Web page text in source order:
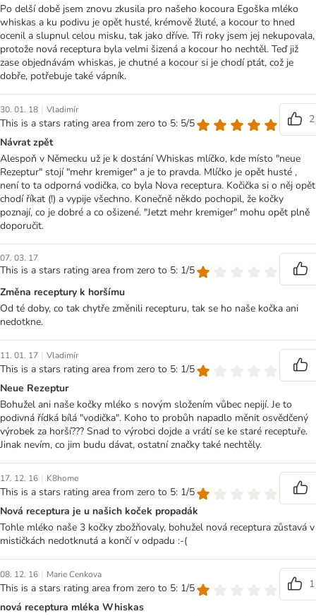
Po delší době jsem znovu zkusila pro našeho kocoura Egoška mléko
whiskas a ku podivu je opět husté, krémově žluté, a kocour to hned
ocenil a slupnul celou misku, tak jako dříve. Tři roky jsem jej nekupovala,
protože nová receptura byla velmi šizená a kocour ho nechtěl. Teď již
zase objednávám whiskas, je chutné a kocour si je chodí ptát, což je
dobře, potřebuje také vápník.
30. 01. 18 | Vladimír
This is a stars rating area from zero to 5: 5/5
2
Návrat zpět
Alespoň v Německu už je k dostání Whiskas mlíčko, kde místo "neue
Rezeptur" stojí "mehr kremiger" a je to pravda. Mlíčko je opět husté ,
není to ta odporná vodička, co byla Nova receptura. Kočička si o něj opět
chodí říkat (!) a vypije všechno. Konečně někdo pochopil, že kočky
poznají, co je dobré a co ošizené. "Jetzt mehr kremiger" mohu opět plně
doporučit.
07. 03. 17
This is a stars rating area from zero to 5: 1/5
Změna receptury k horšímu
Od té doby, co tak chytře změnili recepturu, tak se ho naše kočka ani
nedotkne.
11. 01. 17 | Vladimír
This is a stars rating area from zero to 5: 1/5
Neue Rezeptur
Bohužel ani naše kočky mléko s novým složením vůbec nepijí. Je to
podivná řídká bílá "vodička". Koho to probůh napadlo měnit osvědčený
výrobek za horší??? Snad to výrobci dojde a vrátí se ke staré receptuře.
Jinak nevím, co jim budu dávat, ostatní značky také nechtěly.
17. 12. 16 | K8home
This is a stars rating area from zero to 5: 1/5
Nová receptura je u našich koček propadák
Tohle mléko naše 3 kočky zbožňovaly, bohužel nová receptura zůstavá v
mističkách nedotknutá a končí v odpadu :-(
08. 12. 16 | Marie Cenkova
This is a stars rating area from zero to 5: 1/5
1
nová receptura mléka Whiskas